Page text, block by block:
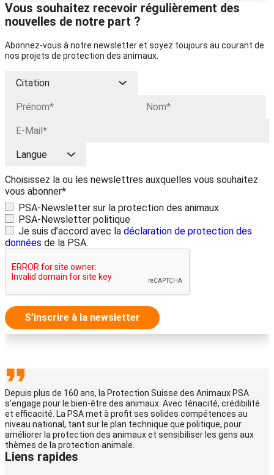
Vous souhaitez recevoir régulièrement des
nouvelles de notre part ?
Abonnez-vous à notre newsletter et soyez toujours au courant de
nos projets de protection des animaux.
Choisissez la ou les newslettres auxquelles vous souhaitez
vous abonner*
PSA-Newsletter sur la protection des animaux
PSA-Newsletter politique
Je suis d’accord avec la déclaration de protection des
données de la PSA.
S’inscrire à la newsletter
Depuis plus de 160 ans, la Protection Suisse des Animaux PSA
s’engage pour le bien-être des animaux. Avec ténacité, crédibilité
et efficacité. La PSA met à profit ses solides compétences au
niveau national, tant sur le plan technique que politique, pour
améliorer la protection des animaux et sensibiliser les gens aux
thèmes de la protection animale.
Liens rapides